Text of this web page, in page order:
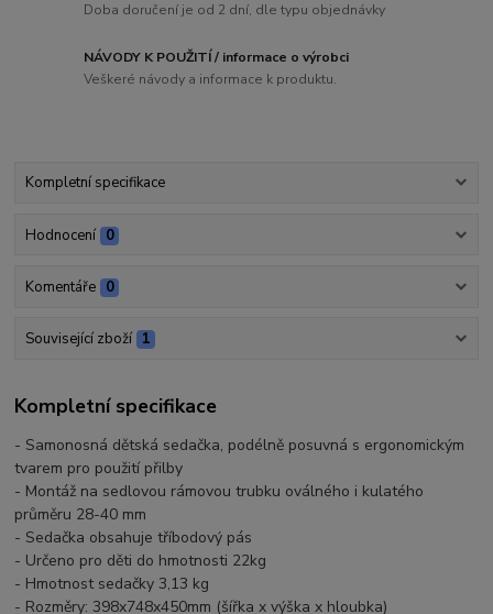
Doba doručení je od 2 dní, dle typu objednávky
NÁVODY K POUŽITÍ / informace o výrobci
Veškeré návody a informace k produktu.
Kompletní specifikace
Hodnocení 0
Komentáře 0
Související zboží 1
Kompletní specifikace
- Samonosná dětská sedačka, podélně posuvná s ergonomickým
tvarem pro použití přilby
- Montáž na sedlovou rámovou trubku oválného i kulatého
průměru 28-40 mm
- Sedačka obsahuje tříbodový pás
- Určeno pro děti do hmotnosti 22kg
- Hmotnost sedačky 3,13 kg
- Rozměry: 398x748x450mm (šířka x výška x hloubka)